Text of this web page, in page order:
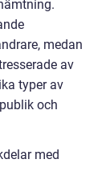
medan
av
typer av
och
med